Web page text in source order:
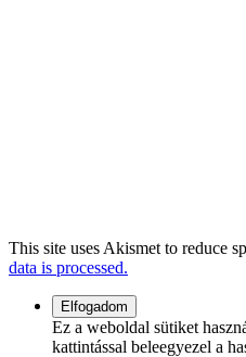
This site uses Akismet to reduce
data is processed.
Ez a weboldal sütiket
kattintással beleegyezel a